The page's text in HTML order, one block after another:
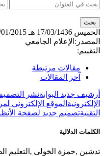
الخميس 17/03/1436 هـ
08/01/
المصدر: الإعلام الجامعي
التقييم:
مقالات مرتبطة
آخر المقالات
أرشيف جديد البوابةنشر
الإلكترونية الموقع الإلكتروني
التقنيةتصميم جديد لصفحة
الكلمات الدلالية
تدشين ,حمزة الخولى ,التعليم